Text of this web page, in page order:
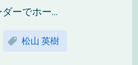
ーでホー...
松山 英樹